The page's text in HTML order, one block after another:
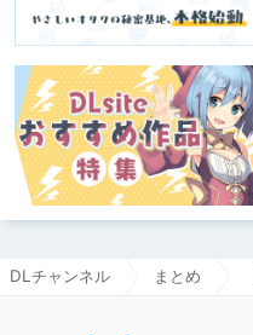
DLチャンネル まとめ